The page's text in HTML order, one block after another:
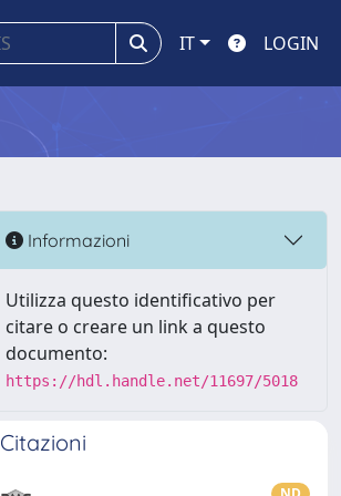
IT LOGIN
Informazioni
Utilizza questo identificativo per
citare o creare un link a questo
documento:
https://hdl.handle.net/11697/5018
Citazioni